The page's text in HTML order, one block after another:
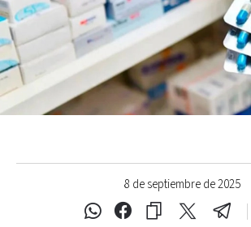
8 de septiembre de 2025